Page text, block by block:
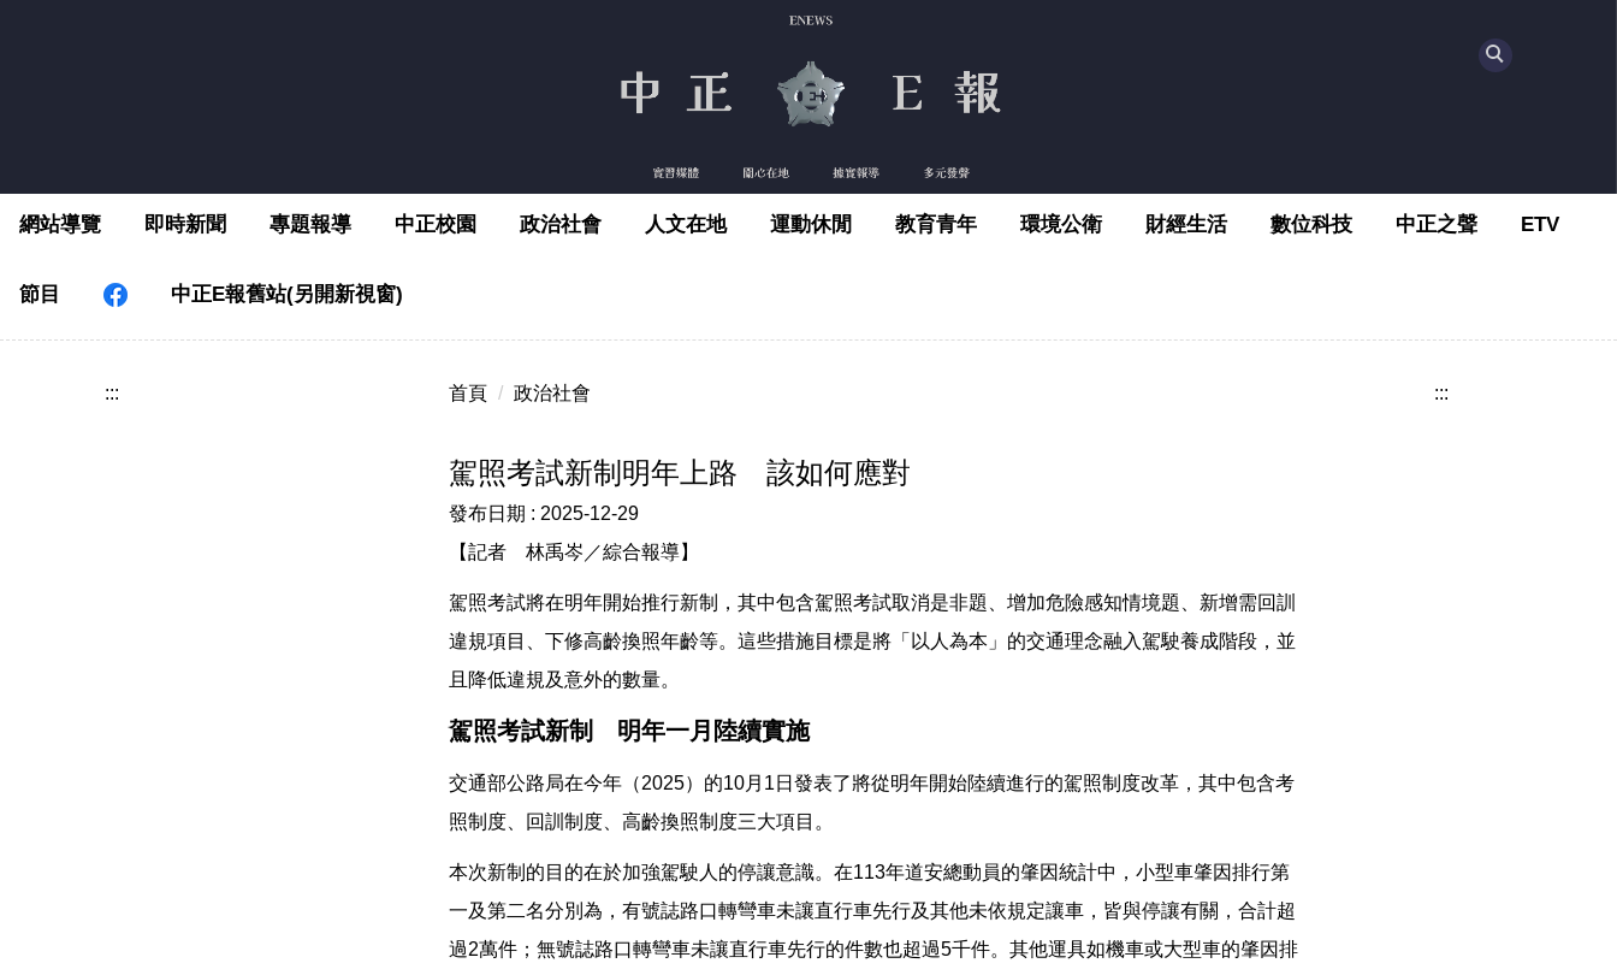
區
網站導覽 即時新聞 專題報導 中正校園 政治社會 人文在地 運動休閒 教育青年 環境公衛 財經生活 數位科技 中正之聲 ETV
節目 中正E報舊站(另開新視窗)
::: 首頁 政治社會
駕照考試新制明年上路 該如何應對
發布日期 : 2025-12-29
【記者 林禹岑／綜合報導】
駕照考試將在明年開始推行新制，其中包含駕照考試取消是非題、增加危險感知情境題、新增需回訓
違規項目、下修高齡換照年齡等。這些措施目標是將「以人為本」的交通理念融入駕駛養成階段，並
且降低違規及意外的數量。
駕照考試新制 明年一月陸續實施
交通部公路局在今年（2025）的10月1日發表了將從明年開始陸續進行的駕照制度改革，其中包含考
照制度、回訓制度、高齡換照制度三大項目。
本次新制的目的在於加強駕駛人的停讓意識。在113年道安總動員的肇因統計中，小型車肇因排行第
一及第二名分別為，有號誌路口轉彎車未讓直行車先行及其他未依規定讓車，皆與停讓有關，合計超
過2萬件；無號誌路口轉彎車未讓直行車先行的件數也超過5千件。其他運具如機車或大型車的肇因排
:::